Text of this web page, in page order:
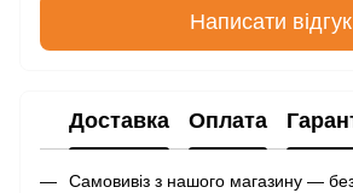
Написати відгук
Доставка Оплата
Самовивіз з нашого магазину —